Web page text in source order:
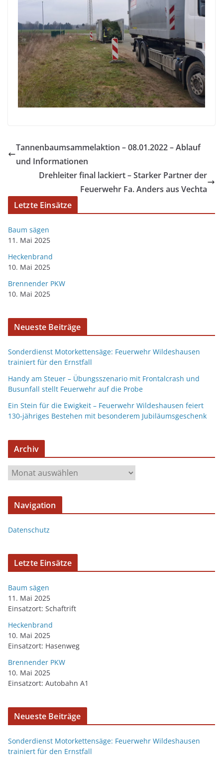
Tannenbaumsammelaktion – 08.01.2022 – Ablauf
und Informationen
Drehleiter final lackiert – Starker Partner der
Feuerwehr Fa. Anders aus Vechta
Letzte Einsätze
Baum sägen
11. Mai 2025
Heckenbrand
10. Mai 2025
Brennender PKW
10. Mai 2025
Neueste Beiträge
Sonderdienst Motorkettensäge: Feuerwehr Wildeshausen
trainiert für den Ernstfall
Handy am Steuer – Übungsszenario mit Frontalcrash und
Busunfall stellt Feuerwehr auf die Probe
Ein Stein für die Ewigkeit – Feuerwehr Wildeshausen feiert
130-jähriges Bestehen mit besonderem Jubiläumsgeschenk
Archiv
Navigation
Datenschutz
Letzte Einsätze
Baum sägen
11. Mai 2025
Einsatzort: Schaftrift
Heckenbrand
10. Mai 2025
Einsatzort: Hasenweg
Brennender PKW
10. Mai 2025
Einsatzort: Autobahn A1
Neueste Beiträge
Sonderdienst Motorkettensäge: Feuerwehr Wildeshausen
trainiert für den Ernstfall